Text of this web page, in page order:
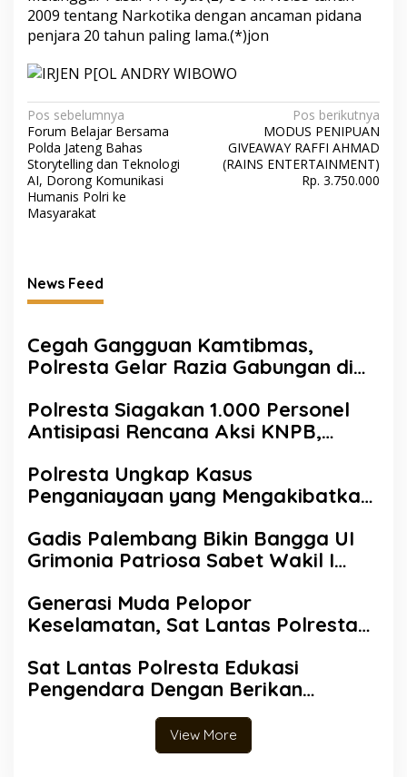
2009 tentang Narkotika dengan ancaman pidana
penjara 20 tahun paling lama.(*)jon
Navigasi
pos
Pos sebelumnya
Forum Belajar Bersama
Polda Jateng Bahas
Storytelling dan Teknologi
AI, Dorong Komunikasi
Humanis Polri ke
Masyarakat
Pos berikutnya
MODUS PENIPUAN
GIVEAWAY RAFFI AHMAD
(RAINS ENTERTAINMENT)
Rp. 3.750.000
News Feed
Cegah Gangguan Kamtibmas,
Polresta Gelar Razia Gabungan di
Polresta Siagakan 1.000 Personel
Antisipasi Rencana Aksi KNPB,
Beraktivitas dengan Aman dan
Kondusif
Polresta Ungkap Kasus
Penganiayaan yang Mengakibatkan
Jam, Dua Pelaku Diamankan
Gadis Palembang Bikin Bangga UI
Grimonia Patriosa Sabet Wakil I
Pulang Beasiswa Puluhan Juta
Generasi Muda Pelopor
Keselamatan, Sat Lantas Polresta
Lintas
Sat Lantas Polresta Edukasi
Pengendara Dengan Berikan
Himbauan Tertib Berlalu Lintas.
View More